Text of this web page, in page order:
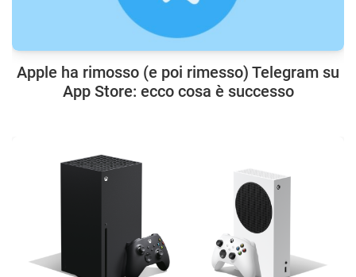
Apple ha rimosso (e poi rimesso) Telegram su
App Store: ecco cosa è successo